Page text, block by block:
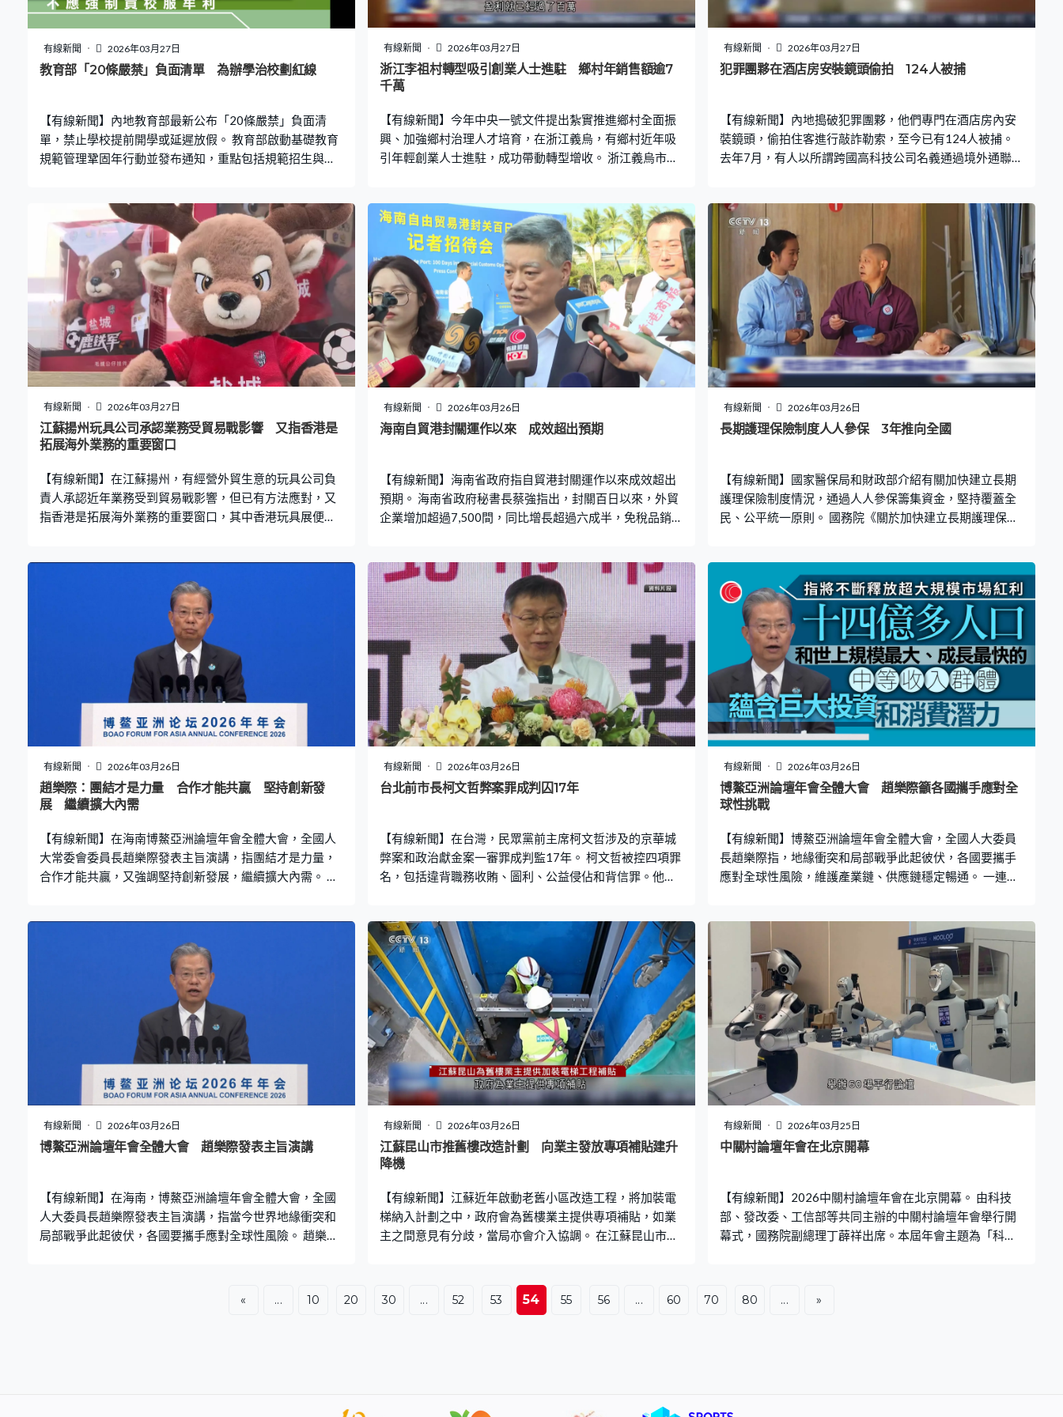
有線新聞 2026年03月27日
教育部「20條嚴禁」負面清單 為辦學治校劃紅線
【有線新聞】內地教育部最新公布「20條嚴禁」負面清
單，禁止學校提前開學或延遲放假。 教育部啟動基礎教育
規範管理鞏固年行動並發布通知，重點包括規範招生與學
多項行為，包括嚴禁違反規定以各種方式擠佔學生課間休
息時間，嚴禁學校提前開學或延遲放假，頻繁組織考試或
利用節假日組織上課或補課，亦禁止教師體罰或歧視學
生，不得違規招生或以競賽證書作為入學依據，另外校方
亦不得為牟利而強制學生購買校服等。
有線新聞 2026年03月27日
浙江李祖村轉型吸引創業人士進駐 鄉村年銷售額逾7
千萬
【有線新聞】今年中央一號文件提出紮實推進鄉村全面振
興、加強鄉村治理人才培育，在浙江義烏，有鄉村近年吸
引年輕創業人士進駐，成功帶動轉型增收。 浙江義烏市的
外來人口進駐，政府近年更加積極帶動村落進行大改造。
李祖村青年創業人士楊聰雲：「我是3年前來的李祖村，然
後來了李祖村之後，我就把我自己之前在杭州學習到的直
播經驗帶到村子裡，然後我在李祖村開了一家西班牙火腿
的直播體驗店。」 逾百間閒置廠房和農屋3年內成功「變
身」，成為80間特色小店，當中有賣農產品、文創、手工
藝，帶動就業與農產品增值。當局亦有推出相應扶持計
劃，如首三年免收租，免費讓年輕人使用閒置農房，又提
供啟動資金，村內店舖現時每年的銷售額達到7千多萬人民
幣，村集體經濟收入逾245萬元人民幣，帶動200多名村民
就業。 政策成功吸引年輕一代留駐，目前李祖村35歲以下
常住青年佔整體人口超過4成。李祖村梨膏糖店主李清標：
的時候，整個店就已經回本
有線新聞 2026年03月27日
犯罪團夥在酒店房安裝鏡頭偷拍 124人被捕
【有線新聞】內地搗破犯罪團夥，他們專門在酒店房內安
裝鏡頭，偷拍住客進行敲詐勒索，至今已有124人被捕。
去年7月，有人以所謂跨國高科技公司名義通過境外通聯軟
作和改裝器材到非法安裝，以至獲取住客資料，各層「職
務」由不同成員負責。當中有人開網店以作掩護，將正規
品牌的攝像鏡頭改裝成偷拍設備售賣，另外一批人組織相
熟人士假扮購買鏡頭，再交由其他人到酒店安裝。之後由
另一批人負責竊取住客資料，再轉交境外網上團夥進行敲
詐勒索。 針對整個犯罪產業鏈，公安部統籌多地公安機關
同步收網，124名疑犯先後被捕，公安亦成功搗破所有製
售偷拍設備的地點，拆除所有安裝在酒店房內的偷拍鏡頭
及時消除風險隱患。
有線新聞 2026年03月27日
江蘇揚州玩具公司承認業務受貿易戰影響 又指香港是
拓展海外業務的重要窗口
【有線新聞】在江蘇揚州，有經營外貿生意的玩具公司負
責人承認近年業務受到貿易戰影響，但已有方法應對，又
指香港是拓展海外業務的重要窗口，其中香港玩具展便是
企業，不但與國內外知名品牌有業務往來，而且設有動漫
文創設計等配套部門，能根據客戶需求打造IP，已累計完
成8萬多件原創作品設計，自主版權創新設計逾3,500件。
包括專為「蘇超」而設的紀念玩具，以及「九三閱兵」
後，因應軍工熱潮與中國航空工業文化中心聯名打造的
「戰機」。這個「殲-20」玩具不但真實還原戰機的各項細
節，可愛的造型更打破了傳統軍工產品的嚴肅感。 中美貿
易戰對公司的業務雖然有一定影響，但負責人透露已有應
對方案。揚州安貝斯玩具有限公司公關經理施巧燕：「首
先第一點，我們在產品的設計工藝上進行簡化、優化，同
時我們在原材料端找更有性價比的一些產品，其次我們會
跟客戶達成一定的協商協議，這樣的話，在成品、成本可
認可的情況下，是有一定效果的。」 施巧
有線新聞 2026年03月26日
海南自貿港封關運作以來 成效超出預期
【有線新聞】海南省政府指自貿港封關運作以來成效超出
預期。 海南省政府秘書長蔡強指出，封關百日以來，外貿
企業增加超過7,500間，同比增長超過六成半，免稅品銷售
外開放，構建更開放人才制度，又說早前行政長官李家超
把海南與香港的關係說明得非常清楚，認為兩地是「美美
與共」、優勢互補。 蔡強：「我們形成的是互補關係，我
相信未來海南要對標香港，去學習香港的很多方面。而香
港大家知道，我們通常叫香港超級聯絡人、超級增值人，
所以海南將會從香港合作當中，我們獲得非常好的成長機
會。同樣對香港來說，也可以充分利用海南的資源稟賦和
發展機會，最終實現兩個自由港共同發展。」
有線新聞 2026年03月26日
長期護理保險制度人人參保 3年推向全國
【有線新聞】國家醫保局和財政部介紹有關加快建立長期
護理保險制度情況，通過人人參保籌集資金，堅持覆蓋全
民、公平統一原則。 國務院《關於加快建立長期護理保險
辦記者會上，國家醫保局解釋通過全民參保集資，為失能
參保人提供基本生活照料和醫療護理並報銷相關費用，服
務更規範，項目更均等。 國家醫保局醫藥服務管理司司長
黃心宇：「國家醫保局制定了全國統一的長期護理保險的
服務項目目錄，將重度失能人員迫切需求的36項服務納入
了長期護理支付範圍，包括協助進食、沐浴、口腔清潔，
這些維持基本生活所必需的生活照護類的20項，還有像吸
痰、導尿這樣的基礎性的醫療護理類服務項目。」 新制度
覆蓋全民、統籌城鄉，所有職工和居民都要參加，原則上
不直接向失能人士發放現金，而是通過提供服務並報銷費
用。長期護理保險不設起付線，收費統一控制在0.3%左
右，18歲以下人員跟隨父母或其他法定撫養人等參保，不
單獨籌資。發改委宏觀經濟研究院研究員關博：「咱們社
保人員愈多，基金抗風險能力會更強。
有線新聞 2026年03月26日
趙樂際：團結才是力量 合作才能共贏 堅持創新發
展 繼續擴大內需
【有線新聞】在海南博鰲亞洲論壇年會全體大會，全國人
大常委會委員長趙樂際發表主旨演講，指團結才是力量，
合作才能共贏，又強調堅持創新發展，繼續擴大內需。 博
演講，強調團結才是力量，合作才能共贏，籲各國同心協
力應對全球性風險。 趙樂際：「當今世界地緣衝突、局部
戰爭此起彼伏，單邊主義、保護主義大行其道，霸權主
義、強權政治威脅上升，文明隔閡、陣營對抗的舊思維沉
渣泛起，各國人民要求和平與發展的願望更加迫切，追求
公平正義的呼聲更加強烈。」 趙樂際強調堅持創新發展、
繼續擴大內需，同時亦要促進各國共同發展。「我們要倡
導普惠包容的經濟全球化，堅持開放合作、相互成就，發
揮比較優勢，破除各種壁壘，深入推進區域一體化，共同
維護產業鏈、供應鏈穩定暢通，為全球經濟增長注入更多
穩定性和正能量。」 趙樂際又指海南自貿港全島封關運
財出席全體大會後同日離開海南，之後在香港會面，
有線新聞 2026年03月26日
台北前市長柯文哲弊案罪成判囚17年
【有線新聞】在台灣，民眾黨前主席柯文哲涉及的京華城
弊案和政治獻金案一審罪成判監17年。 柯文哲被控四項罪
名，包括違背職務收賄、圖利、公益侵佔和背信罪。他被
9,371萬新台幣。按照規定，柯文哲將失去2028年參選資
格。同案被告威京集團主席沈慶京、台北市議員應曉薇分
別被判監禁10年和15年6個月。
有線新聞 2026年03月26日
博鰲亞洲論壇年會全體大會 趙樂際籲各國攜手應對全
球性挑戰
【有線新聞】博鰲亞洲論壇年會全體大會，全國人大委員
長趙樂際指，地緣衝突和局部戰爭此起彼伏，各國要攜手
應對全球性風險，維護產業鏈、供應鏈穩定暢通。 一連四
黃循財等。 人大委員長趙樂際發表主旨演講，指當今世界
地緣衝突和局部戰爭此起彼伏，霸權主義和強權政治威脅
上升，呼籲各國攜手應對全球性挑戰，維護產業鏈、供應
鏈穩定暢通。「亞洲人民曾飽受戰亂之苦，深知和平穩定
的珍貴，我們要踐行共同、綜合、合作、可持續的安全
觀，尊重各國主權領土完整，堅持不干涉別國內政，通過
和平方式政治解決矛盾分歧。」 趙樂際說，中國始終致力
於發展經濟改善民生，成為世界經濟重要引擎，「十五
五」期間將加快創新科技發展，並擴大內需。「中國將進
一步擴大高水平對外開放，與世界各國共享機遇共創未
來，中國將堅持擴大内需，不斷釋放超大規模市場紅利，
十四億多人口和世界上規模最大，成長最快的中等收入群
和圓桌會議等系列活動。
有線新聞 2026年03月26日
博鰲亞洲論壇年會全體大會 趙樂際發表主旨演講
【有線新聞】在海南，博鰲亞洲論壇年會全體大會，全國
人大委員長趙樂際發表主旨演講，指當今世界地緣衝突和
局部戰爭此起彼伏，各國要攜手應對全球性風險。 趙樂際
有線新聞 2026年03月26日
江蘇昆山市推舊樓改造計劃 向業主發放專項補貼建升
降機
【有線新聞】江蘇近年啟動老舊小區改造工程，將加裝電
梯納入計劃之中，政府會為舊樓業主提供專項補貼，如業
主之間意見有分歧，當局亦會介入協調。 在江蘇昆山市這
裝升降機。為了爭取居民支持，政府為業主提供專項補
貼，幫居民提取住房公積金，最終原本55萬元人民幣一部
對，數據顯示，全國逾8成加裝電梯失敗，就是因為業主意
有線新聞 2026年03月25日
中關村論壇年會在北京開幕
【有線新聞】2026中關村論壇年會在北京開幕。 由科技
部、發改委、工信部等共同主辦的中關村論壇年會舉行開
幕式，國務院副總理丁薜祥出席。本屆年會主題為「科技
« ... 10 20 30 ... 52 53 54 55 56 ... 60 70 80 ... »